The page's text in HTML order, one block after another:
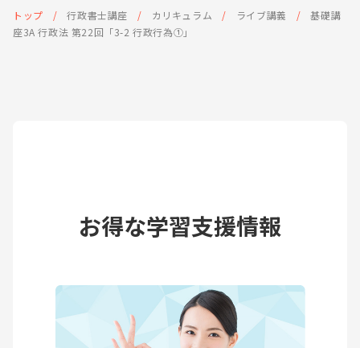
トップ 行政書士講座 カリキュラム ライブ講義
基礎講
座3A 行政法 第22回「3-2 行政行為①」
お得な学習支援情報